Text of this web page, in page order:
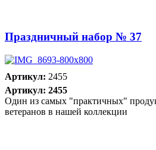
Праздничный набор № 37
Артикул: 2455
Артикул: 2455
Один из самых "практичных"
ветеранов в нашей коллекции